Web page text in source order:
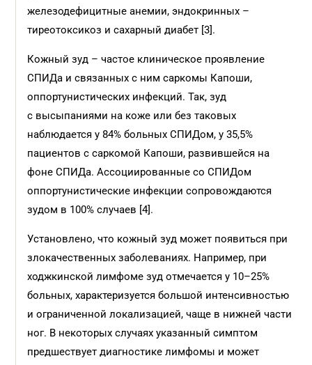
железодефицитные анемии, эндокринных –
тиреотоксикоз и сахарный диабет [3].
Кожный зуд – частое клиническое проявление
СПИДа и связанных с ним саркомы Капоши,
оппортунистических инфекций. Так, зуд
с высыпаниями на коже или без таковых
наблюдается у 84% больных СПИДом, у 35,5%
пациентов с саркомой Капоши, развившейся на
фоне СПИДа. Ассоциированные со СПИДом
оппортунистические инфекции сопровождаются
зудом в 100% случаев [4].
Установлено, что кожный зуд может появиться при
злокачественных заболеваниях. Например, при
ходжкинской лимфоме зуд отмечается у 10–25%
больных, характеризуется большой интенсивностью
и ограниченной локализацией, чаще в нижней части
ног. В некоторых случаях указанный симптом
предшествует диагностике лимфомы и может